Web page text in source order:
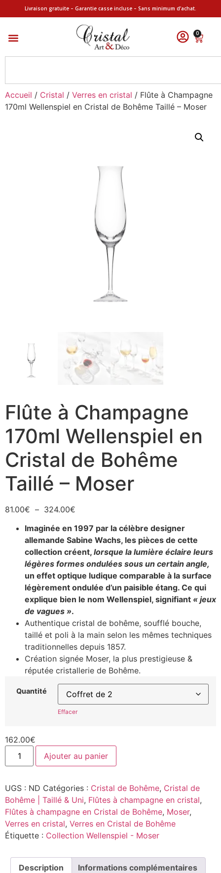
Livraison gratuite – Garantie casse incluse – Sans minimum d’achat.
0
Accueil / Cristal / Verres en cristal / Flûte à Champagne
170ml Wellenspiel en Cristal de Bohême Taillé – Moser
Flûte à Champagne
170ml Wellenspiel en
Cristal de Bohême
Taillé – Moser
81.00€ – 324.00€
Imaginée en 1997 par la célèbre designer
allemande Sabine Wachs, les pièces de cette
collection créent, lorsque la lumière éclaire leurs
légères formes ondulées sous un certain angle,
un effet optique ludique comparable à la surface
légèrement ondulée d’un paisible étang. Ce qui
explique bien le nom Wellenspiel, signifiant « jeux
de vagues ».
Authentique cristal de bohême, soufflé bouche,
taillé et poli à la main selon les mêmes techniques
traditionnelles depuis 1857.
Création signée Moser, la plus prestigieuse &
réputée cristallerie de Bohême.
Quantité
Effacer
162.00€
Ajouter au panier
UGS : ND Catégories : Cristal de Bohême, Cristal de
Bohême | Taillé & Uni, Flûtes à champagne en cristal,
Flûtes à champagne en Cristal de Bohême, Moser,
Verres en cristal, Verres en Cristal de Bohême
Étiquette : Collection Wellenspiel - Moser
Description Informations complémentaires